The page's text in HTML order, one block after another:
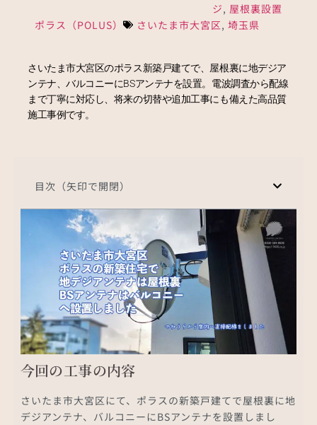
ジ, 屋根裏設置
ポラス（POLUS）
さいたま市大宮区,埼玉県
さいたま市大宮区のポラス新築戸建てで、屋根裏に地デジア
ンテナ、バルコニーにBSアンテナを設置。電波調査から配線
まで丁寧に対応し、将来の切替や追加工事にも備えた高品質
施工事例です。
目次（矢印で開閉）
今回の工事の内容
さいたま市大宮区にて、ポラスの新築戸建てで屋根裏に地
デジアンテナ、バルコニーにBSアンテナを設置しまし